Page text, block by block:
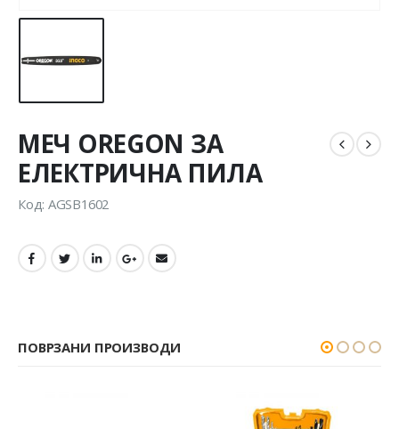
МЕЧ OREGON ЗА
ЕЛЕКТРИЧНА ПИЛА
Код: AGSB1602
ПОВРЗАНИ ПРОИЗВОДИ